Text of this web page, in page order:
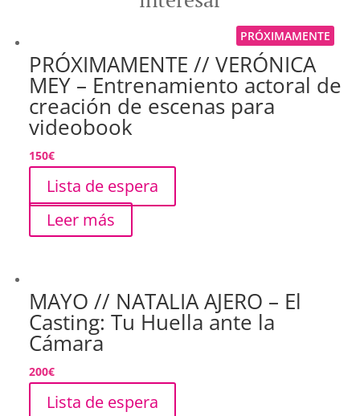
PRÓXIMAMENTE
PRÓXIMAMENTE // VERÓNICA
MEY – Entrenamiento actoral de
creación de escenas para
videobook
150€
Lista de espera
Leer más
MAYO // NATALIA AJERO – El
Casting: Tu Huella ante la
Cámara
200€
Lista de espera